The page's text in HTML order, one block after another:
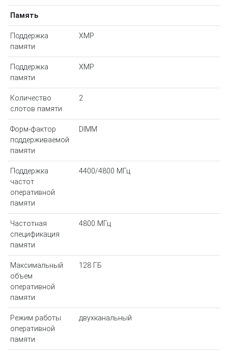
Память
Поддержка
памяти
XMP
Поддержка
памяти
XMP
Количество
слотов памяти
2
Форм-фактор
поддерживаемой
памяти
DIMM
Поддержка
частот
оперативной
памяти
4400/4800 МГц
Частотная
спецификация
памяти
4800 МГц
Максимальный
объем
оперативной
памяти
128 ГБ
Режим работы
оперативной
памяти
двухканальный